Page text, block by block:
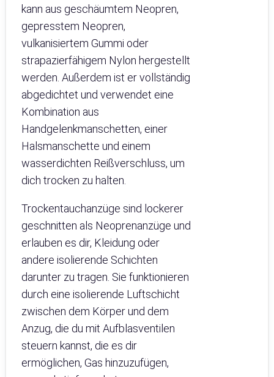
kann aus geschäumtem Neopren,
gepresstem Neopren,
vulkanisiertem Gummi oder
strapazierfähigem Nylon hergestellt
werden. Außerdem ist er vollständig
abgedichtet und verwendet eine
Kombination aus
Handgelenkmanschetten, einer
Halsmanschette und einem
wasserdichten Reißverschluss, um
dich trocken zu halten.
Trockentauchanzüge sind lockerer
geschnitten als Neoprenanzüge und
erlauben es dir, Kleidung oder
andere isolierende Schichten
darunter zu tragen. Sie funktionieren
durch eine isolierende Luftschicht
zwischen dem Körper und dem
Anzug, die du mit Aufblasventilen
steuern kannst, die es dir
ermöglichen, Gas hinzuzufügen,